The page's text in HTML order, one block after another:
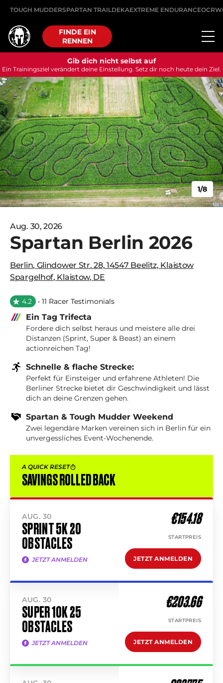
TOUGH MUDDERSPARTAN TRAILDEKAEXTREME ENDURANCE
FINDE EIN
RENNEN
Gib dich nicht selbst auf
Ein Trainingsziel verändert deine Einstellung. Setz dir noch heute dein Ziel.
Aug. 30, 2026
Spartan Berlin 2026
Berlin, Glindower Str. 28, 14547 Beelitz, Klaistow
Spargelhof, Klaistow, DE
4.2 • 11 Racer Testimonials
Ein Tag Trifecta
Fordere dich selbst heraus und meistere alle drei
Distanzen (Sprint, Super & Beast) an einem
actionreichen Tag!
Schnelle & flache Strecke:
Perfekt für Einsteiger und erfahrene Athleten! Die
Berliner Strecke bietet dir Geschwindigkeit und lässt
dich an deine Grenzen gehen.
Spartan & Tough Mudder Weekend
Zwei legendäre Marken vereinen sich in Berlin für ein
unvergessliches Event-Wochenende.
A QUICK RESET
SAVINGS ROLLED BACK
AUG. 30
SPRINT 5K 20
OBSTACLES
JETZT ANMELDEN
€154.18
STARTPREIS
JETZT ANMELDEN
AUG. 30
SUPER 10K 25
OBSTACLES
JETZT ANMELDEN
€203.66
STARTPREIS
JETZT ANMELDEN
1/8